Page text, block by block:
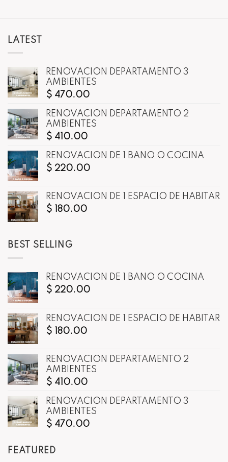
LATEST
RENOVACIÓN DEPARTAMENTO 3
AMBIENTES
$ 470.00
RENOVACIÓN DEPARTAMENTO 2
AMBIENTES
$ 410.00
RENOVACIÓN DE 1 BAÑO O COCINA
$ 220.00
RENOVACIÓN DE 1 ESPACIO DE HABITAR
$ 180.00
BEST SELLING
RENOVACIÓN DE 1 BAÑO O COCINA
$ 220.00
RENOVACIÓN DE 1 ESPACIO DE HABITAR
$ 180.00
RENOVACIÓN DEPARTAMENTO 2
AMBIENTES
$ 410.00
RENOVACIÓN DEPARTAMENTO 3
AMBIENTES
$ 470.00
FEATURED